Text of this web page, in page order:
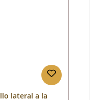
lateral a la